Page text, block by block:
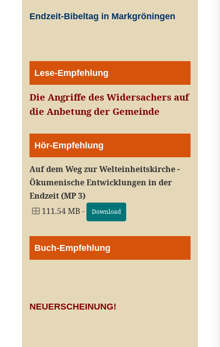
Endzeit-Bibeltag in Markgröningen
Lese-Empfehlung
Die Angriffe des Widersachers auf
die Anbetung der Gemeinde
Hör-Empfehlung
Auf dem Weg zur Welteinheitskirche -
Ökumenische Entwicklungen in der
Endzeit (MP 3)
111.54 MB -
Download
Buch-Empfehlung
NEUERSCHEINUNG!